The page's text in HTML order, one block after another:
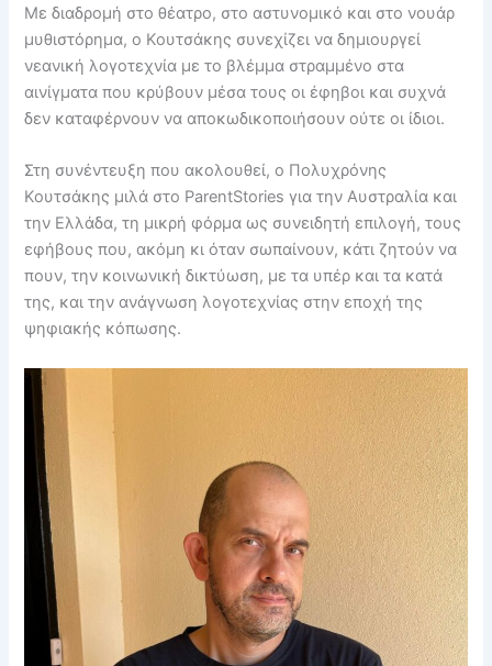
Με διαδρομή στο θέατρο, στο αστυνομικό και στο νουάρ
μυθιστόρημα, ο Κουτσάκης συνεχίζει να δημιουργεί
νεανική λογοτεχνία με το βλέμμα στραμμένο στα
αινίγματα που κρύβουν μέσα τους οι έφηβοι και συχνά
δεν καταφέρνουν να αποκωδικοποιήσουν ούτε οι ίδιοι.
Στη συνέντευξη που ακολουθεί, ο Πολυχρόνης
Κουτσάκης μιλά στο ParentStories για την Αυστραλία και
την Ελλάδα, τη μικρή φόρμα ως συνειδητή επιλογή, τους
εφήβους που, ακόμη κι όταν σωπαίνουν, κάτι ζητούν να
πουν, την κοινωνική δικτύωση, με τα υπέρ και τα κατά
της, και την ανάγνωση λογοτεχνίας στην εποχή της
ψηφιακής κόπωσης.